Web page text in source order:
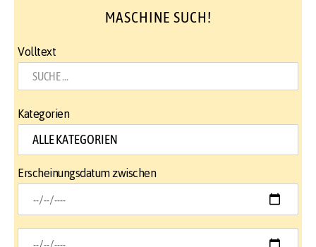
MASCHINE SUCH!
Volltext
Kategorien
Erscheinungsdatum zwischen